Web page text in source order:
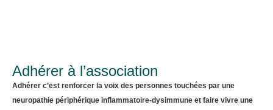
Adhérer à l’association
Adhérer c’est renforcer la voix des personnes touchées par une
neuropathie périphérique inflammatoire-dysimmune et faire vivre une